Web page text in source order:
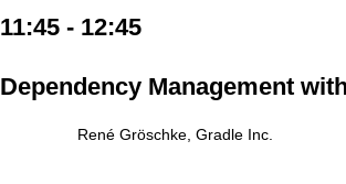
11:45 - 12:45
Dependency Management
René Gröschke, Gradle Inc.